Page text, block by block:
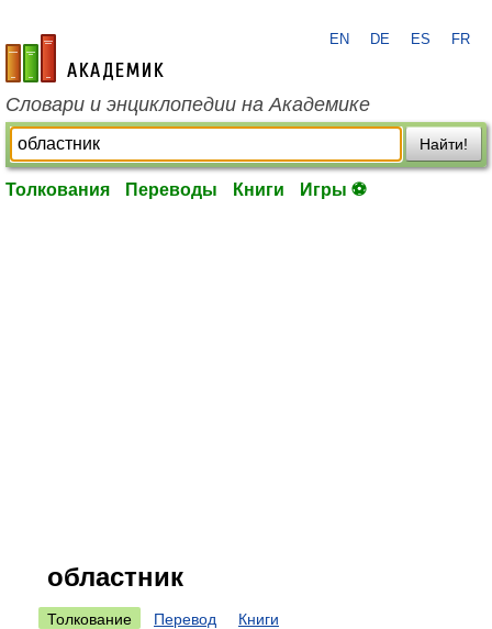
academic.ru
EN DE ES FR
Словари и энциклопедии на Академике
Найти!
Толкования Переводы Книги Игры ⚽
областник
Толкование Перевод Книги